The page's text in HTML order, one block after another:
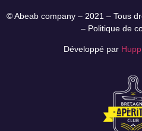
© Abeab company – 2021 – Tous
– Politique de
Développé par